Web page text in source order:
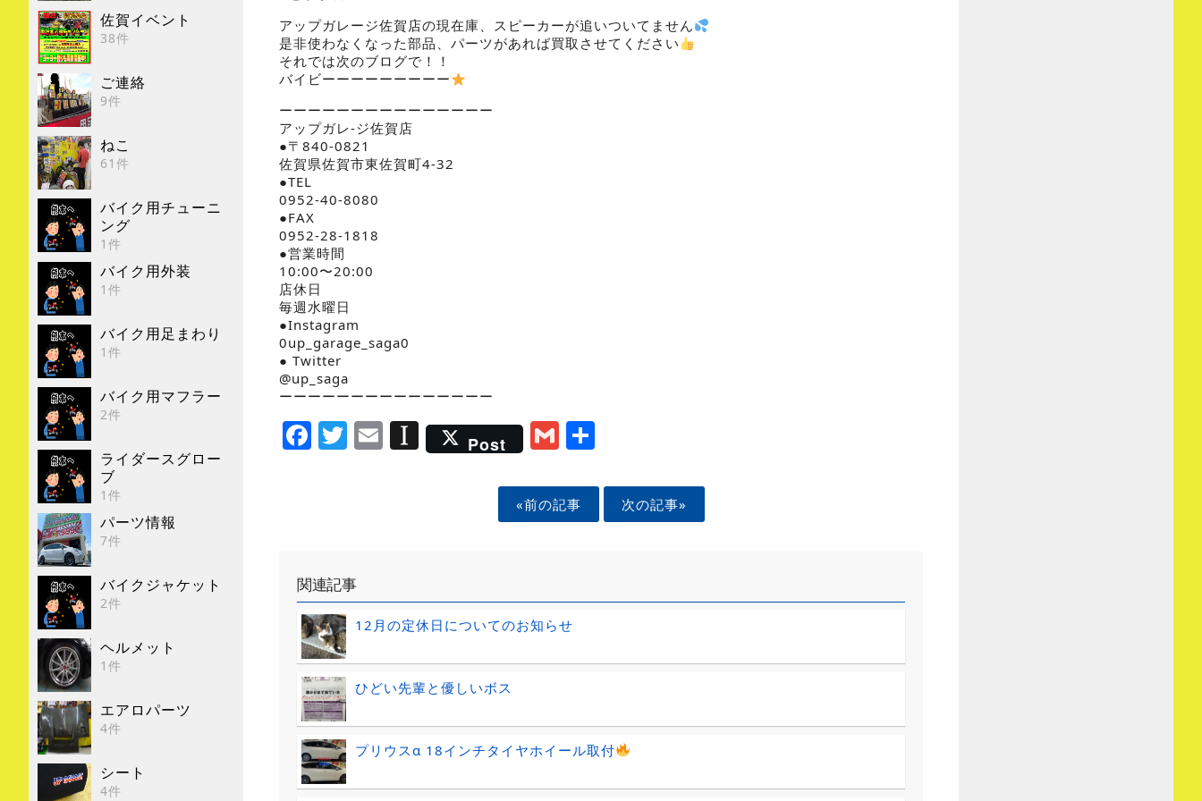
佐賀イベント
38件
ご連絡
9件
ねこ
61件
バイク用チューニ
ング
1件
バイク用外装
1件
バイク用足まわり
1件
バイク用マフラー
2件
ライダースグロー
ブ
1件
パーツ情報
7件
バイクジャケット
2件
ヘルメット
1件
エアロパーツ
4件
シート
4件
アップガレージ佐賀店の現在庫、スピーカーが追いついてません
是非使わなくなった部品、パーツがあれば買取させてください
それでは次のブログで！！
バイビーーーーーーーーー
ーーーーーーーーーーーーーーー
アップガレ-ジ佐賀店
●〒840-0821
佐賀県佐賀市東佐賀町4-32
●TEL
0952-40-8080
●FAX
0952-28-1818
●営業時間
10:00〜20:00
店休日
毎週水曜日
●Instagram
0up_garage_saga0
● Twitter
@up_saga
ーーーーーーーーーーーーーーー
Facebook
Twitter
EmailInstapaper
Post Gmail
«前の記事 次の記事»
関連記事
12月の定休日についてのお知らせ
ひどい先輩と優しいボス
プリウスα 18インチタイヤホイール取付